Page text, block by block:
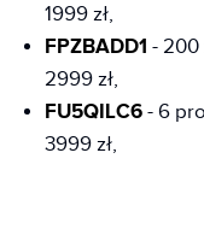
1999 zł,
FPZBADD1 - 200
2999 zł,
FU5QILC6 - 6
3999 zł,